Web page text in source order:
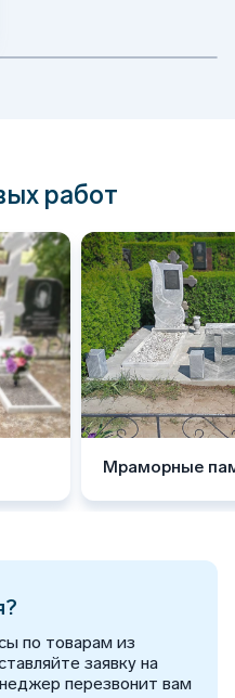
работ
Мраморные
по товарам из
заявку на
перезвонит вам